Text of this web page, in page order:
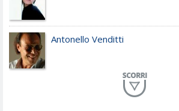
Antonello Venditti